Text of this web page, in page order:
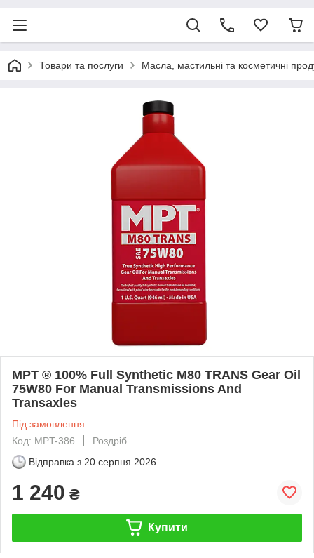
Товари та послуги Масла, мастильні та косметичні
MPT ® 100% Full Synthetic M80 TRANS Gear Oil
75W80 For Manual Transmissions And
Transaxles
Під замовлення
Код: MPT-386
Роздріб
Відправка з 20 серпня 2026
1 240 ₴
Купити